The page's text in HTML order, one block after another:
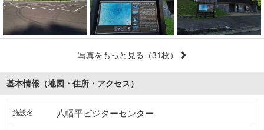
写真をもっと見る （31枚）
基本情報（地図・住所・アクセス）
施設名 八幡平ビジターセンター